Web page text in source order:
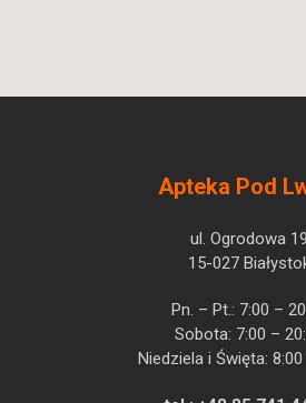
Apteka Pod
ul. Ogrodowa 19
15-027
Pn. – Pt.: 7:00 –
Sobota: 7:00 –
Niedziela i Święta: